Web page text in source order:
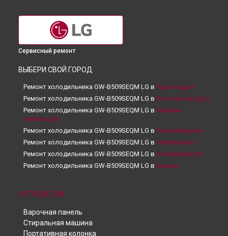
Сервисный ремонт
ВЫБЕРИ СВОЙ ГОРОД
Ремонт холодильника GW-B509SEQM LG в Краснодаре
Ремонт холодильника GW-B509SEQM LG в Ростове-на-Дону
Ремонт холодильника GW-B509SEQM LG в Нижнем
Новгороде
Ремонт холодильника GW-B509SEQM LG в Новосибирске
Ремонт холодильника GW-B509SEQM LG в Челябинске
Ремонт холодильника GW-B509SEQM LG в Екатеринбурге
Ремонт холодильника GW-B509SEQM LG в Казани
Ремонт холодильника GW-B509SEQM LG в
Ремонт холодильника GW-B509SEQM LG в
Ремонт холодильника GW-B509SEQM LG в
УСТРОЙСТВА
Варочная панель
Стиральная машина
Портативная колонка